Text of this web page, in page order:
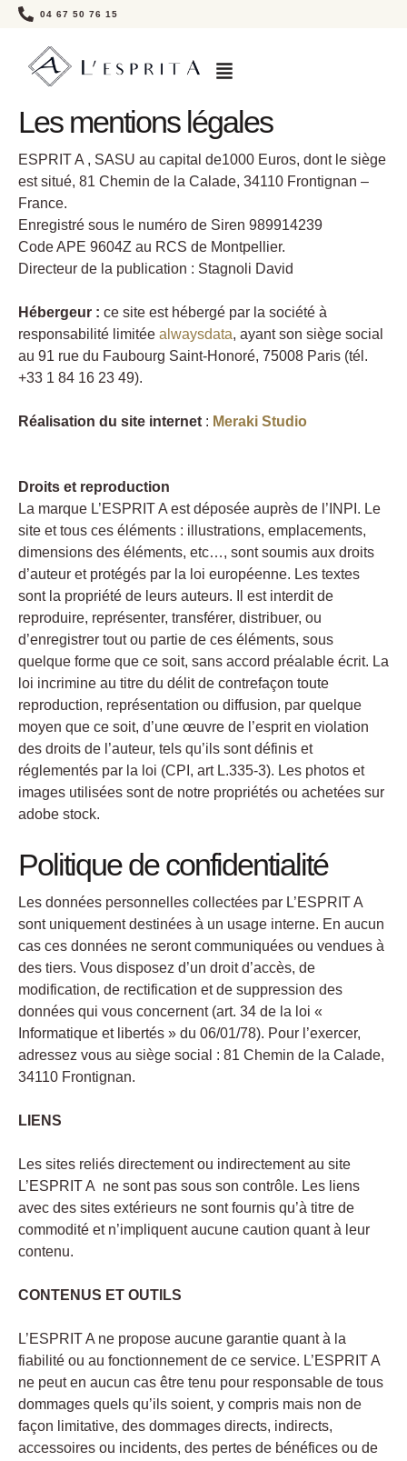
04 67 50 76 15
Les mentions légales
ESPRIT A , SASU au capital de1000 Euros, dont le siège
est situé, 81 Chemin de la Calade, 34110 Frontignan –
France.
Enregistré sous le numéro de Siren 989914239
Code APE 9604Z au RCS de Montpellier.
Directeur de la publication : Stagnoli David
Hébergeur : ce site est hébergé par la société à
responsabilité limitée alwaysdata, ayant son siège social
au 91 rue du Faubourg Saint-Honoré, 75008 Paris (tél.
+33 1 84 16 23 49).
Réalisation du site internet : Meraki Studio
Droits et reproduction
La marque L’ESPRIT A est déposée auprès de l’INPI. Le
site et tous ces éléments : illustrations, emplacements,
dimensions des éléments, etc…, sont soumis aux droits
d’auteur et protégés par la loi européenne. Les textes
sont la propriété de leurs auteurs. Il est interdit de
reproduire, représenter, transférer, distribuer, ou
d’enregistrer tout ou partie de ces éléments, sous
quelque forme que ce soit, sans accord préalable écrit. La
loi incrimine au titre du délit de contrefaçon toute
reproduction, représentation ou diffusion, par quelque
moyen que ce soit, d’une œuvre de l’esprit en violation
des droits de l’auteur, tels qu’ils sont définis et
réglementés par la loi (CPI, art L.335-3). Les photos et
images utilisées sont de notre propriétés ou achetées sur
adobe stock.
Politique de confidentialité
Les données personnelles collectées par L’ESPRIT A
sont uniquement destinées à un usage interne. En aucun
cas ces données ne seront communiquées ou vendues à
des tiers. Vous disposez d’un droit d’accès, de
modification, de rectification et de suppression des
données qui vous concernent (art. 34 de la loi «
Informatique et libertés » du 06/01/78). Pour l’exercer,
adressez vous au siège social : 81 Chemin de la Calade,
34110 Frontignan.
LIENS
Les sites reliés directement ou indirectement au site
L’ESPRIT A ne sont pas sous son contrôle. Les liens
avec des sites extérieurs ne sont fournis qu’à titre de
commodité et n’impliquent aucune caution quant à leur
contenu.
CONTENUS ET OUTILS
L’ESPRIT A ne propose aucune garantie quant à la
fiabilité ou au fonctionnement de ce service. L’ESPRIT A
ne peut en aucun cas être tenu pour responsable de tous
dommages quels qu’ils soient, y compris mais non de
façon limitative, des dommages directs, indirects,
accessoires ou incidents, des pertes de bénéfices ou de